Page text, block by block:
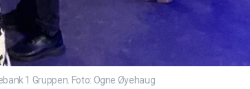
1 Gruppen. Foto: Ogne Øyehaug